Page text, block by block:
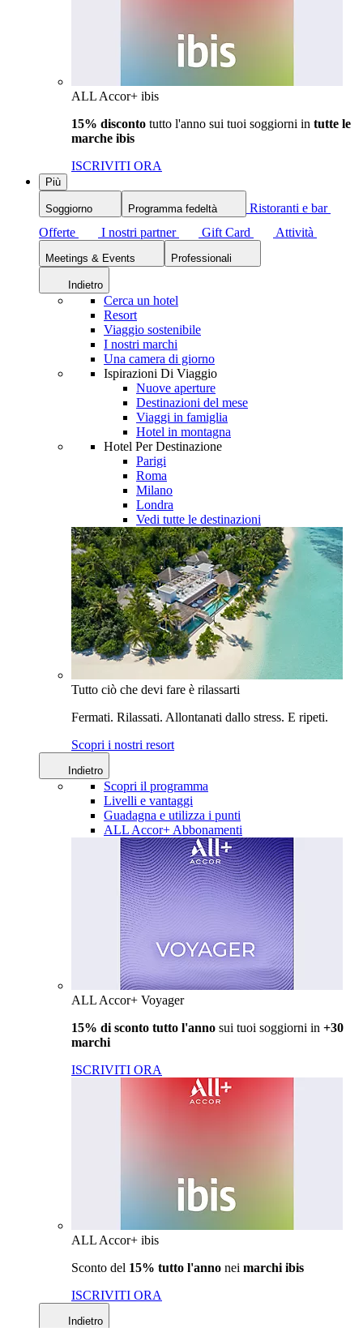
ALL Accor+ ibis
15% disconto tutto l'anno sui tuoi soggiorni in tutte le
marche ibis
ISCRIVITI ORA
Più
Soggiorno Programma fedeltà
Ristoranti e bar
Offerte
I nostri partner Gift Card Attività
Meetings & Events Professionali
Indietro
Cerca un hotel
Resort
Viaggio sostenibile
I nostri marchi
Una camera di giorno
Ispirazioni Di Viaggio
Nuove aperture
Destinazioni del mese
Viaggi in famiglia
Hotel in montagna
Hotel Per Destinazione
Parigi
Roma
Milano
Londra
Vedi tutte le destinazioni
Tutto ciò che devi fare è rilassarti
Fermati. Rilassati. Allontanati dallo stress. E ripeti.
Scopri i nostri resort
Indietro
Scopri il programma
Livelli e vantaggi
Guadagna e utilizza i punti
ALL Accor+ Abbonamenti
ALL Accor+ Voyager
15% di sconto tutto l'anno sui tuoi soggiorni in +30
marchi
ISCRIVITI ORA
ALL Accor+ ibis
Sconto del 15% tutto l'anno nei marchi ibis
ISCRIVITI ORA
Indietro